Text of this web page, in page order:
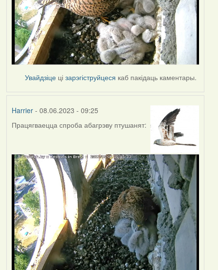
Увайдзіце цізарэгіструйцеся каб пакідаць каментары.
Harrier- 08.06.2023 - 09:25
Працягваецца спроба абагрэву птушанят: